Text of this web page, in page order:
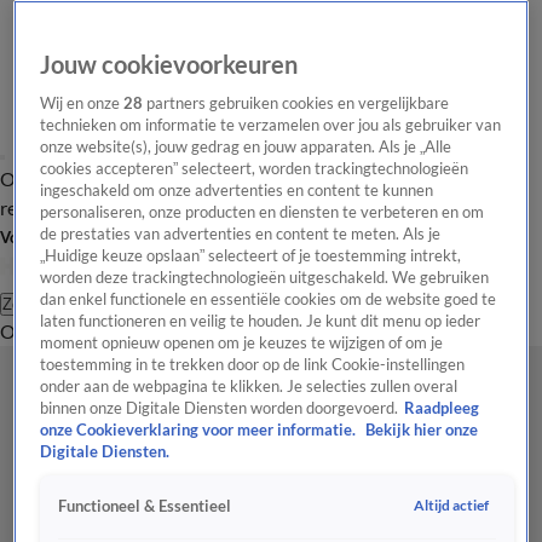
Overzicht Laatste nieuws Regionieuws Het beste van Hart
Tip de
redactie
Volg Hart van Nederland
Zoeken
OverzichtRegioUitzendingenWeerTip de redactiePanelVideo's
Jouw cookievoorkeuren
Wij en onze28 partners gebruiken cookies en vergelijkbare
technieken om informatie te verzamelen over jou als gebruiker van
onze website(s), jouw gedrag en jouw apparaten. Als je „Alle
cookies accepteren” selecteert, worden trackingtechnologieën
ingeschakeld om onze advertenties en content te kunnen
personaliseren, onze producten en diensten te verbeteren en om
de prestaties van advertenties en content te meten. Als je
„Huidige keuze opslaan” selecteert of je toestemming intrekt,
worden deze trackingtechnologieën uitgeschakeld. We gebruiken
dan enkel functionele en essentiële cookies om de website goed te
laten functioneren en veilig te houden. Je kunt dit menu op ieder
moment opnieuw openen om je keuzes te wijzigen of om je
toestemming in te trekken door op de link Cookie-instellingen
onder aan de webpagina te klikken. Je selecties zullen overal
binnen onze Digitale Diensten worden doorgevoerd. Raadpleeg
onze Cookieverklaring voor meer informatie.
Bekijk hier onze
Digitale Diensten.
Functioneel & Essentieel Altijd actief